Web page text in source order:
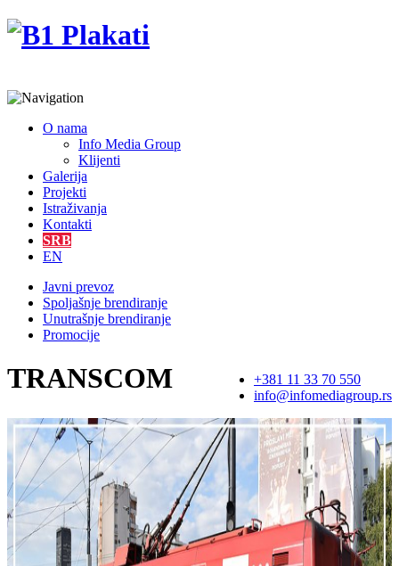
O nama
Info Media Group
Klijenti
Galerija
Projekti
Istraživanja
Kontakti
SRB
EN
Javni prevoz
Spoljašnje brendiranje
Unutrašnje brendiranje
Promocije
+381 11 33 70 550
info@infomediagroup.rs
TRANSCOM